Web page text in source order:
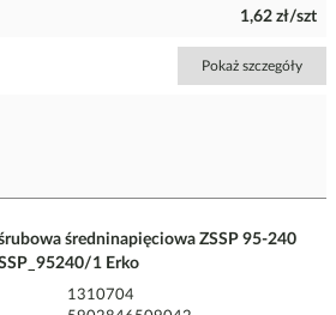
1,62 zł/szt
Pokaż szczegóły
średninapięciowa ZSSP 95-240
1 Erko
1310704